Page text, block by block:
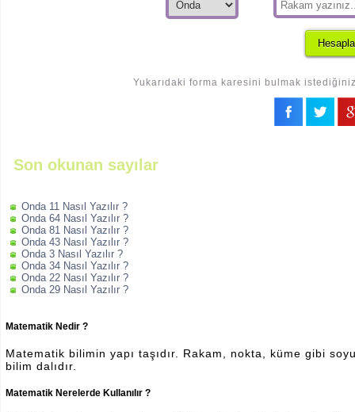
Yukarıdaki forma karesini bulmak
Son okunan sayılar
Onda 11 Nasıl Yazılır ?
Onda 64 Nasıl Yazılır ?
Onda 81 Nasıl Yazılır ?
Onda 43 Nasıl Yazılır ?
Onda 3 Nasıl Yazılır ?
Onda 34 Nasıl Yazılır ?
Onda 22 Nasıl Yazılır ?
Onda 29 Nasıl Yazılır ?
Matematik Nedir ?
Matematik bilimin yapı taşıdır. Rakam, nokta, küme gibi
bilim dalıdır.
Matematik Nerelerde Kullanılır ?